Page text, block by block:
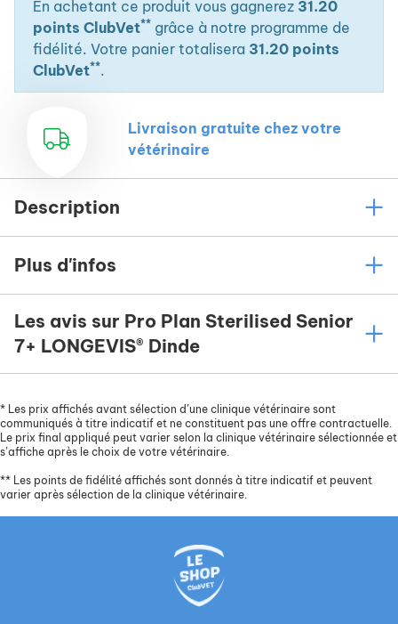
En achetant ce produit vous gagnerez 31.20
points ClubVet** grâce à notre programme de
fidélité. Votre panier totalisera 31.20 points
ClubVet**.
Livraison gratuite chez votre
vétérinaire
Description
Plus d'infos
Les avis sur Pro Plan Sterilised Senior
7+ LONGEVIS® Dinde
* Les prix affichés avant sélection d’une clinique vétérinaire sont
communiqués à titre indicatif et ne constituent pas une offre contractuelle.
Le prix final appliqué peut varier selon la clinique vétérinaire sélectionnée et
s’affiche après le choix de votre vétérinaire.
** Les points de fidélité affichés sont donnés à titre indicatif et peuvent
varier après sélection de la clinique vétérinaire.